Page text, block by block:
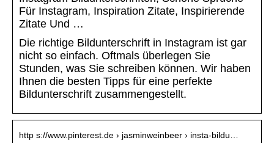
Für Instagram, Inspiration Zitate, Inspirierende
Zitate Und …
Die richtige Bildunterschrift in Instagram ist gar
nicht so einfach. Oftmals überlegen Sie
Stunden, was Sie schreiben können. Wir haben
Ihnen die besten Tipps für eine perfekte
Bildunterschrift zusammengestellt.
http s://www.pinterest.de › jasminweinbeer › insta-bildu…